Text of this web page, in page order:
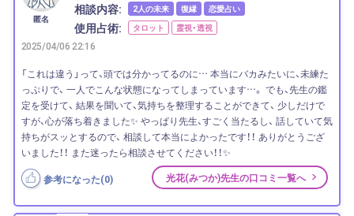
匿名
相談内容: 2人の未来 復縁 恋愛占い
使用占術: タロット 霊視・透視
2025/04/06 22:16
「これは違う」って、頭では分かってるのに… 本当にバカみたいに、未練た
っぷりで、 一人でこんな状態になってしまっています…。 でも、先生の鑑
定を受けて、 結果を聞いて、気持ちを整理することができて、 少しだけで
すが、心が落ち着きました✨ やっぱり先生、すごく当たるし、 話していて気
持ちがスッとするので、 相談して本当によかったです！！ ありがとうござ
いました！！ また迷ったら相談させてください！！✨
参考になった(0) 光花(みつか)先生の口コミ一覧へ